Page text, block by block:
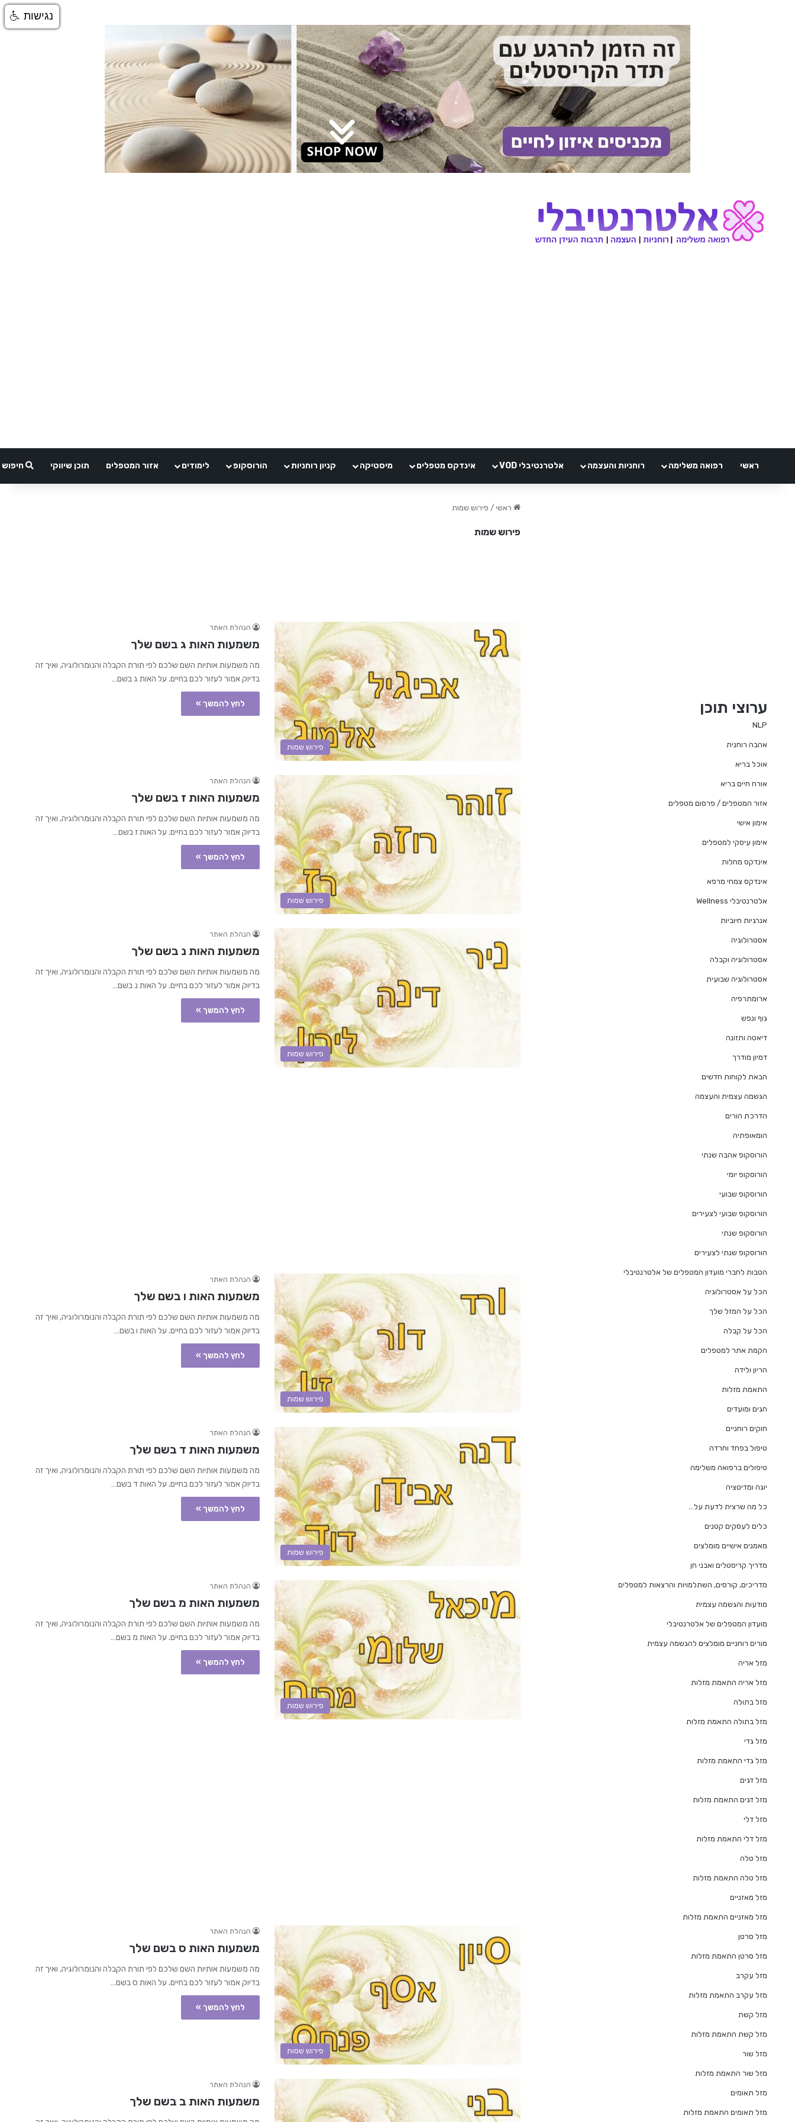
ראשי רפואה משלימה רוחניות והעצמה אלטרנטיבלי VOD אינדקס מטפלים מיסטיקה קניון רוחניות הורוסקופ לימודים אזור המטפלים תוכן שיווקי חיפוש
ראשי / פירוש שמות
פירוש שמות
פירוש שמות
הנהלת האתר
משמעות האות ג בשם שלך
מה משמעות אותיות השם שלכם לפי תורת הקבלה והנומרולוגיה, ואיך זה
בדיוק אמור לעזור לכם בחיים. על האות ג בשם…
לחץ להמשך »
פירוש שמות
הנהלת האתר
משמעות האות ז בשם שלך
מה משמעות אותיות השם שלכם לפי תורת הקבלה והנומרולוגיה, ואיך זה
בדיוק אמור לעזור לכם בחיים. על האות ז בשם…
לחץ להמשך »
פירוש שמות
הנהלת האתר
משמעות האות נ בשם שלך
מה משמעות אותיות השם שלכם לפי תורת הקבלה והנומרולוגיה, ואיך זה
בדיוק אמור לעזור לכם בחיים. על האות נ בשם…
לחץ להמשך »
פירוש שמות
הנהלת האתר
משמעות האות ו בשם שלך
מה משמעות אותיות השם שלכם לפי תורת הקבלה והנומרולוגיה, ואיך זה
בדיוק אמור לעזור לכם בחיים. על האות ו בשם…
לחץ להמשך »
פירוש שמות
הנהלת האתר
משמעות האות ד בשם שלך
מה משמעות אותיות השם שלכם לפי תורת הקבלה והנומרולוגיה, ואיך זה
בדיוק אמור לעזור לכם בחיים. על האות ד בשם…
לחץ להמשך »
פירוש שמות
הנהלת האתר
משמעות האות מ בשם שלך
מה משמעות אותיות השם שלכם לפי תורת הקבלה והנומרולוגיה, ואיך זה
בדיוק אמור לעזור לכם בחיים. על האות מ בשם…
לחץ להמשך »
פירוש שמות
הנהלת האתר
משמעות האות ס בשם שלך
מה משמעות אותיות השם שלכם לפי תורת הקבלה והנומרולוגיה, ואיך זה
בדיוק אמור לעזור לכם בחיים. על האות ס בשם…
לחץ להמשך »
הנהלת האתר
משמעות האות ב בשם שלך
ערוצי תוכן
NLP
אהבה רוחנית
אוכל בריא
אורח חיים בריא
אזור המטפלים / פרסום מטפלים
אימון אישי
אימון עיסקי למטפלים
אינדקס מחלות
אינדקס צמחי מרפא
אלטרנטיבלי Wellness
אנרגיות חיוביות
אסטרולוגיה
אסטרולוגיה וקבלה
אסטרולוגיה שבועית
ארומתרפיה
גוף ונפש
דיאטה ותזונה
דמיון מודרך
הבאת לקוחות חדשים
הגשמה עצמית והעצמה
הדרכת הורים
הומאופתיה
הורוסקופ אהבה שנתי
הורוסקופ יומי
הורוסקופ שבועי
הורוסקופ שבועי לצעירים
הורוסקופ שנתי
הורוסקופ שנתי לצעירים
הטבות לחברי מועדון המטפלים של אלטרנטיבלי
הכל על אסטרולוגיה
הכל על המזל שלך
הכל על קבלה
הקמת אתר למטפלים
הריון ולידה
התאמת מזלות
חגים ומועדים
חוקים רוחניים
טיפול בפחד וחרדה
טיפולים ברפואה משלימה
יוגה ומדיטציה
כל מה שרצית לדעת על…
כלים לעסקים קטנים
מאמנים אישיים מומלצים
מדריך קריסטלים ואבני חן
מדריכים, קורסים, השתלמויות והרצאות למטפלים
מודעות והגשמה עצמית
מועדון המטפלים של אלטרנטיבלי
מורים רוחניים מומלצים להגשמה עצמית
מזל אריה
מזל אריה התאמת מזלות
מזל בתולה
מזל בתולה התאמת מזלות
מזל גדי
מזל גדי התאמת מזלות
מזל דגים
מזל דגים התאמת מזלות
מזל דלי
מזל דלי התאמת מזלות
מזל טלה
מזל טלה התאמת מזלות
מזל מאזניים
מזל מאזניים התאמת מזלות
מזל סרטן
מזל סרטן התאמת מזלות
מזל עקרב
מזל עקרב התאמת מזלות
מזל קשת
מזל קשת התאמת מזלות
מזל שור
מזל שור התאמת מזלות
מזל תאומים
מזל תאומים התאמת מזלות
נגישות